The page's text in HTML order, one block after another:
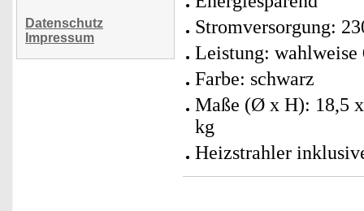
Datenschutz
Impressum
Stromversorgung:
Leistung: wahlweise
Farbe: schwarz
Maße (Ø x H): 18,5
kg
Heizstrahler